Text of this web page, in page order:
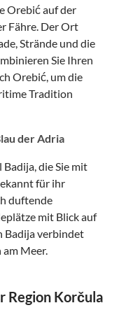
Orebić auf der
Fähre. Der Ort
Strände und die
Sie Ihren
Orebić, um die
Tradition
der Adria
die Sie mit
für ihr
duftende
mit Blick auf
Badija verbindet
Meer.
Region Korčula